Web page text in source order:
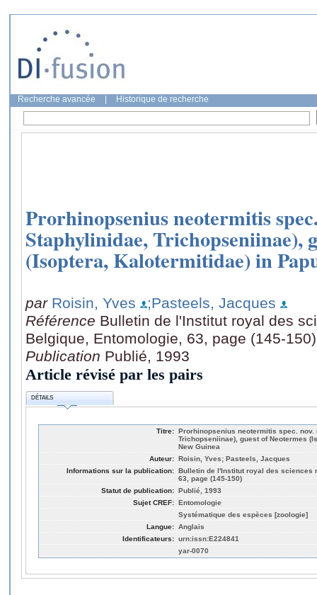
Recherche avancée Historique de recherche
Prorhinopsenius neotermitis
Staphylinidae, Trichopseniinae),
(Isoptera, Kalotermitidae) in
par Roisin, Yves
;Pasteels, Jacques
Référence Bulletin de l'Institut royal des
Belgique, Entomologie, 63, page (145-150)
Publication Publié, 1993
Article révisé par les pairs
DÉTAILS
Titre: Prorhinopsenius neotermitis spec. nov.
Trichopseniinae), guest of Neotermes
New Guinea
Auteur: Roisin, Yves; Pasteels, Jacques
Informations sur la publication: Bulletin de l'Institut royal des sciences
63, page (145-150)
Statut de publication: Publié, 1993
Sujet CREF: Entomologie
Systématique des espèces [zoologie]
Langue: Anglais
Identificateurs: urn:issn:E224841
yar-0070